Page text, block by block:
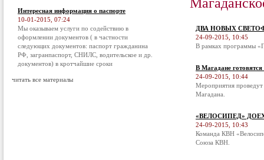
Интересная информация о паспорте
10-01-2015, 07:24
Мы оказываем услуги по содействию в
оформлении документов ( в частности
следующих документов: паспорт гражданина
РФ, загранпаспорт, СНИЛС, водительское и др.
документов) в кротчайшие сроки
читать все материалы
ДВА НОВЫХ
24-09-2015, 10:45
В рамках программы
В Магадане
24-09-2015, 10:44
Мероприятия
Магадана.
«ВЕЛОСИПЕД»
24-09-2015, 10:43
Команда КВН
Союза КВН.